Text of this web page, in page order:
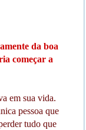
da boa
começar a
em sua vida.
pessoa que
tudo que